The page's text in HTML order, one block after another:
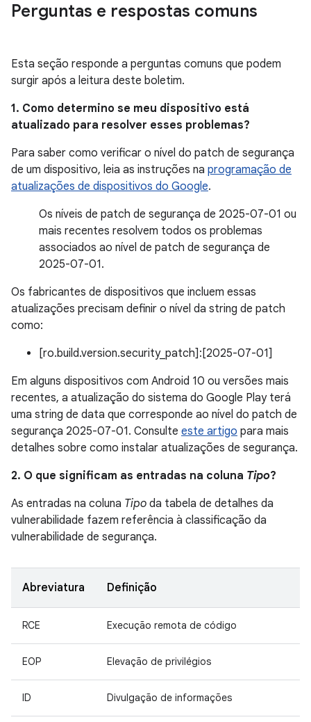
Perguntas e respostas comuns
Esta seção responde a perguntas comuns que podem
surgir após a leitura deste boletim.
1. Como determino se meu dispositivo está
atualizado para resolver esses problemas?
Para saber como verificar o nível do patch de segurança
de um dispositivo, leia as instruções na programação de
atualizações de dispositivos do Google.
Os níveis de patch de segurança de 2025-07-01 ou
mais recentes resolvem todos os problemas
associados ao nível de patch de segurança de
2025-07-01.
Os fabricantes de dispositivos que incluem essas
atualizações precisam definir o nível da string de patch
como:
[ro.build.version.security_patch]:[2025-07-01]
Em alguns dispositivos com Android 10 ou versões mais
recentes, a atualização do sistema do Google Play terá
uma string de data que corresponde ao nível do patch de
segurança 2025-07-01. Consulte este artigo para mais
detalhes sobre como instalar atualizações de segurança.
2. O que significam as entradas na coluna Tipo?
As entradas na coluna Tipo da tabela de detalhes da
vulnerabilidade fazem referência à classificação da
vulnerabilidade de segurança.
Abreviatura Definição
RCE Execução remota de código
EOP Elevação de privilégios
ID Divulgação de informações